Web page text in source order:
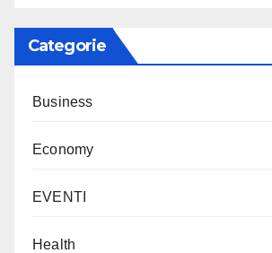
Categorie
Business
Economy
EVENTI
Health